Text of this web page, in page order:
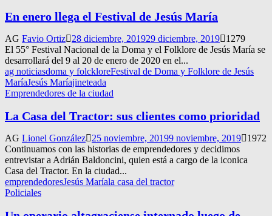
En enero llega el Festival de Jesús María
AG Favio Ortiz 28 diciembre, 201929 diciembre, 2019
1279
El 55° Festival Nacional de la Doma y el Folklore de Jesús María se
desarrollará del 9 al 20 de enero de 2020 en el...
ag noticiasdoma y folckloreFestival de Doma y Folklore de Jesús
MaríaJesús Maríajineteada
Emprendedores de la ciudad
La Casa del Tractor: sus clientes como prioridad
AG Lionel González 25 noviembre, 20199 noviembre, 2019
1972
Continuamos con las historias de emprendedores y decidimos
entrevistar a Adrián Baldoncini, quien está a cargo de la iconica
Casa del Tractor. En la ciudad...
emprendedoresJesús Maríala casa del tractor
Policiales